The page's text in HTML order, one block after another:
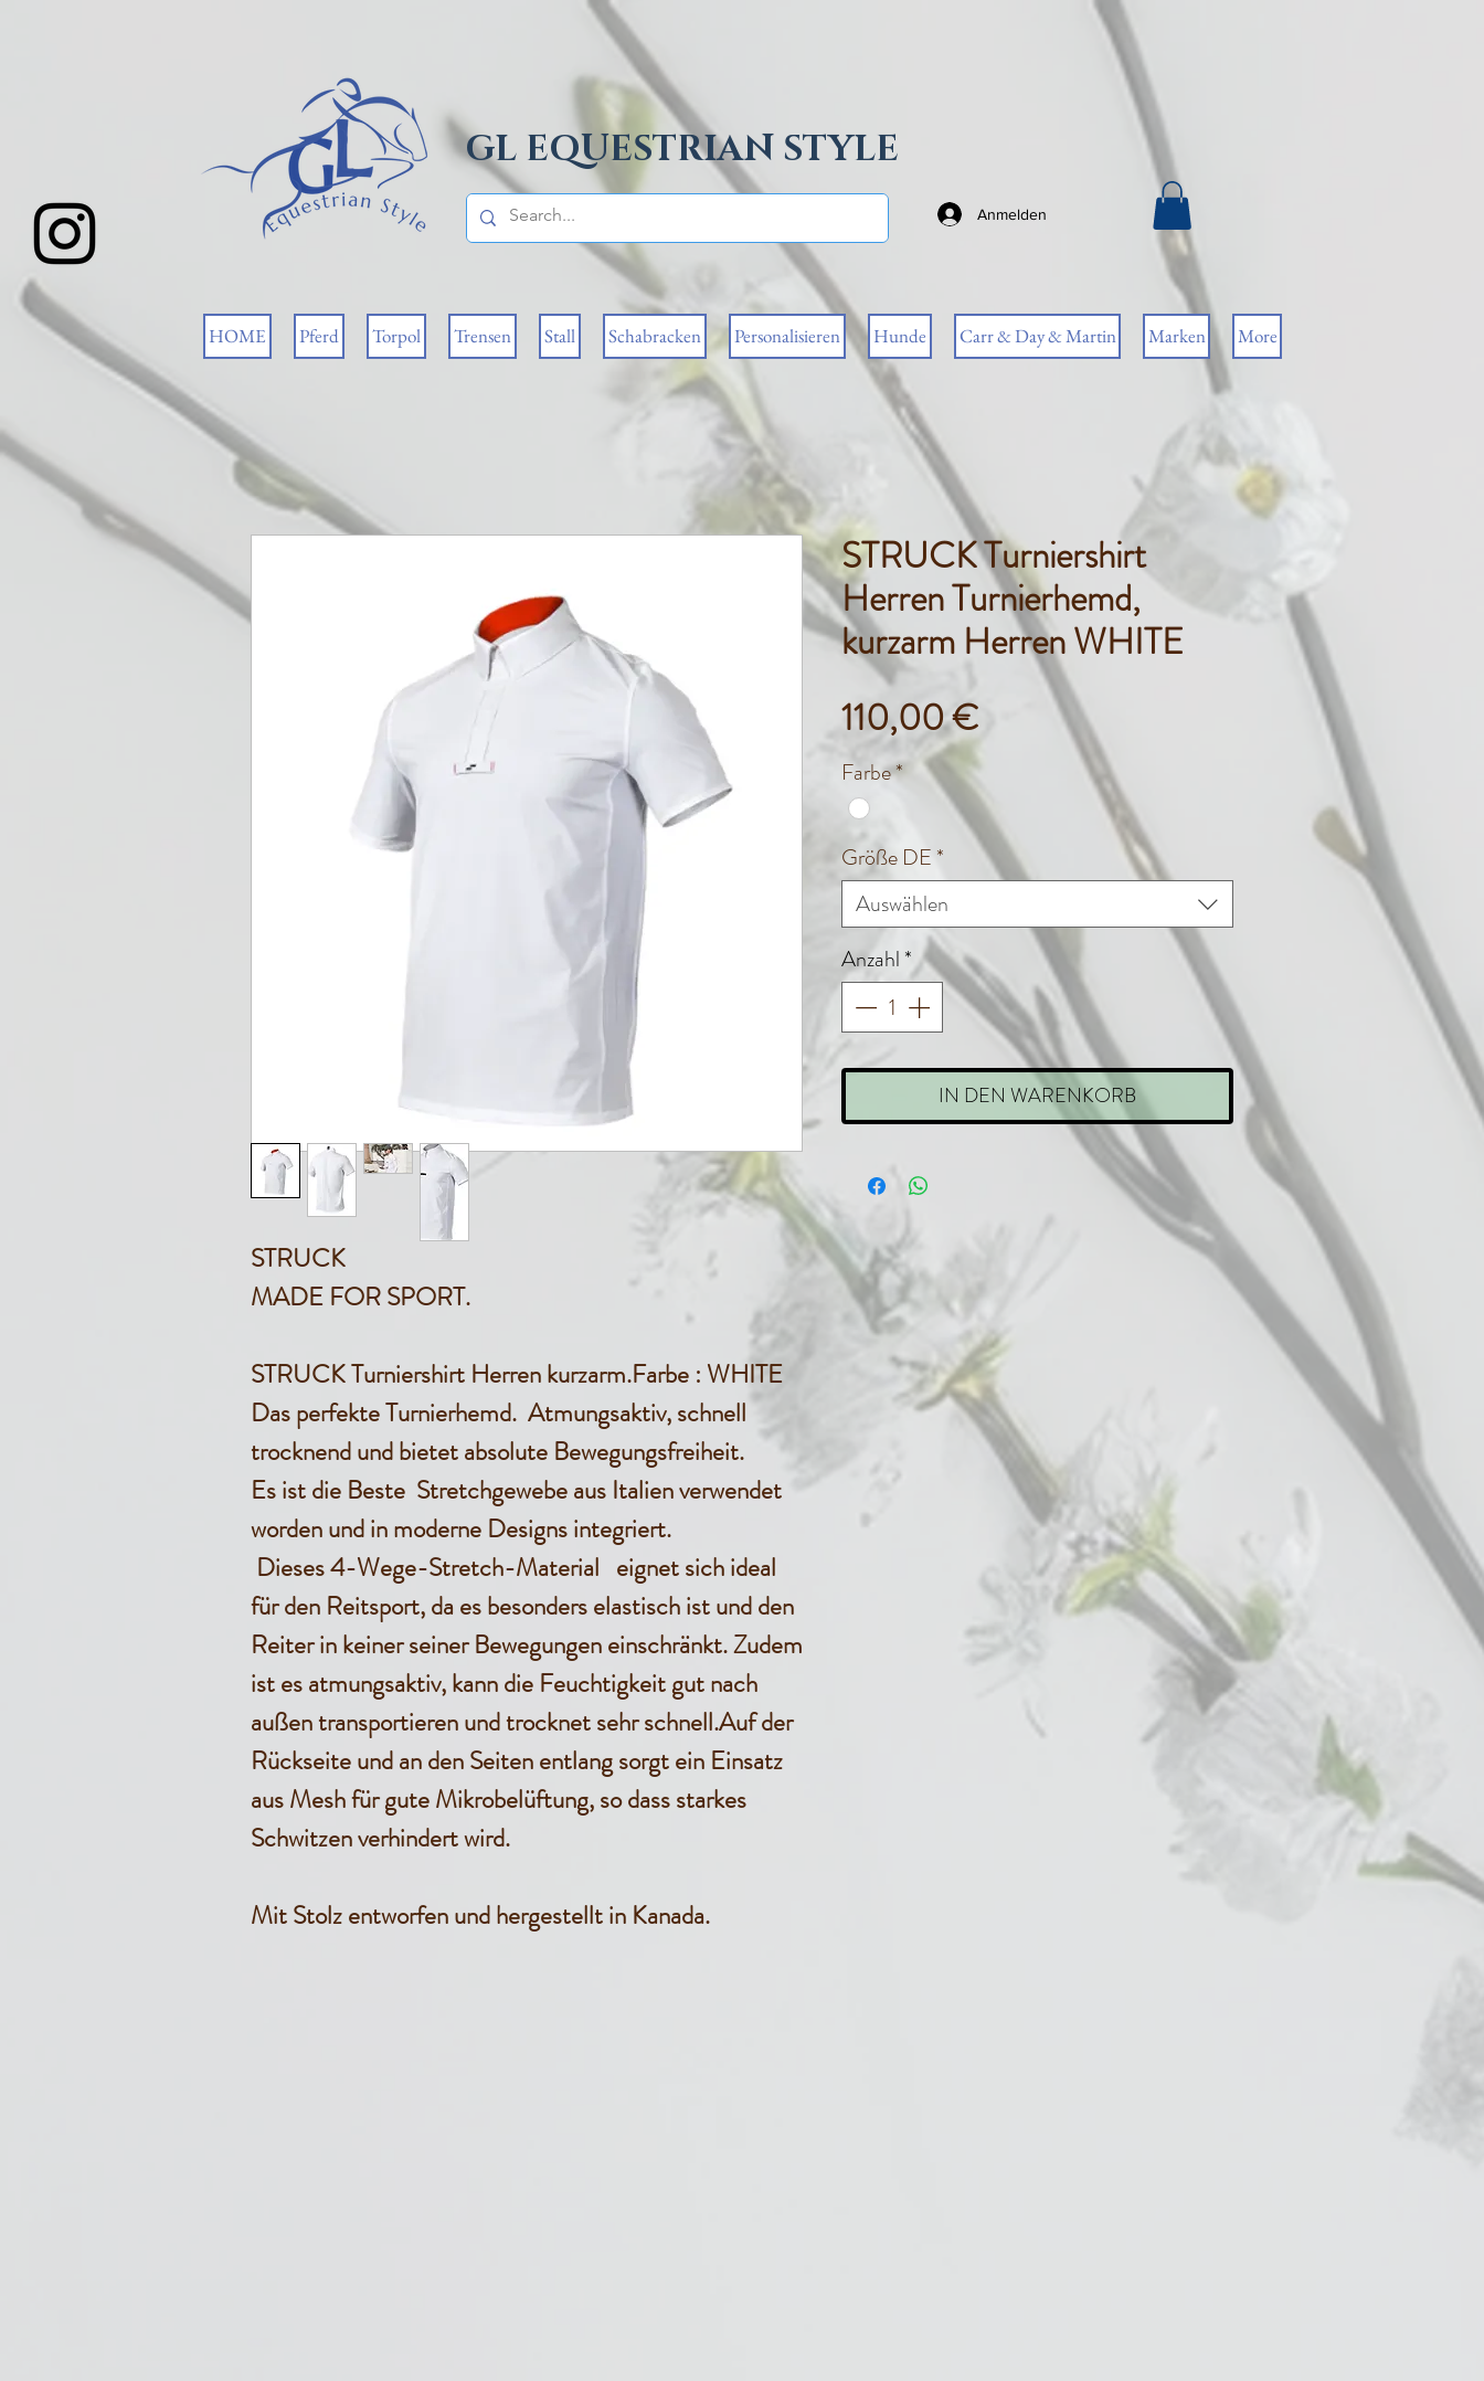
GL EQUESTRIAN STYLE
Anmelden
HOME Pferd Torpol Trensen Stall Schabracken Personalisieren Hunde Carr & Day & Martin Marken More
STRUCK
MADE FOR SPORT.
STRUCK Turniershirt Herren kurzarm.Farbe : WHITE
Das perfekte Turnierhemd. Atmungsaktiv, schnell
trocknend und bietet absolute Bewegungsfreiheit.
Es ist die Beste Stretchgewebe aus Italien verwendet
worden und in moderne Designs integriert.
Dieses 4-Wege-Stretch-Material eignet sich ideal
für den Reitsport, da es besonders elastisch ist und den
Reiter in keiner seiner Bewegungen einschränkt. Zudem
ist es atmungsaktiv, kann die Feuchtigkeit gut nach
außen transportieren und trocknet sehr schnell.Auf der
Rückseite und an den Seiten entlang sorgt ein Einsatz
aus Mesh für gute Mikrobelüftung, so dass starkes
Schwitzen verhindert wird.
Mit Stolz entworfen und hergestellt in Kanada.
STRUCK Turniershirt
Herren Turnierhemd,
kurzarm Herren WHITE
110,00 €Preis
Farbe*
Größe DE*
Auswählen
Anzahl *
IN DEN WARENKORB